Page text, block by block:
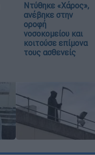
Ντύθηκε «Χάρος»,
ανέβηκε στην
οροφή
νοσοκομείου και
κοιτούσε επίμονα
τους ασθενείς